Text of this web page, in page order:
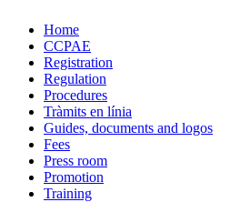
Home
CCPAE
Registration
Regulation
Procedures
Tràmits en línia
Guides, documents and logos
Fees
Press room
Promotion
Training